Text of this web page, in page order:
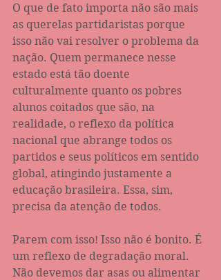
O que de fato importa não são mais
as querelas partidaristas porque
isso não vai resolver o problema da
nação. Quem permanece nesse
estado está tão doente
culturalmente quanto os pobres
alunos coitados que são, na
realidade, o reflexo da política
nacional que abrange todos os
partidos e seus políticos em sentido
global, atingindo justamente a
educação brasileira. Essa, sim,
precisa da atenção de todos.
Parem com isso! Isso não é bonito. É
um reflexo de degradação moral.
Não devemos dar asas ou alimentar